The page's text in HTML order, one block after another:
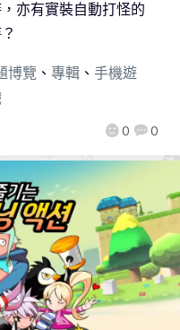
0 0
亦有實裝自動打怪的
博覽 、 專輯、 手機遊